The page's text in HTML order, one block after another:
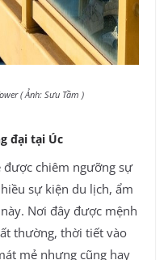
( Ảnh: Sưu Tầm )
đại tại Úc
được chiêm ngưỡng sự
sự kiện du lịch, ẩm
Nơi đây được mệnh
thường, thời tiết vào
mẻ nhưng cũng hay